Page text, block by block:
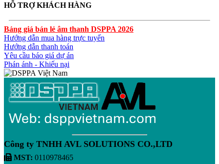
HỖ TRỢ KHÁCH HÀNG
Bảng giá bán lẻ âm thanh DSPPA 2026
Hướng dẫn mua hàng trực tuyến
Hướng dẫn thanh toán
Yêu cầu báo giá dự án
Phán ánh - Khiếu nại
Công ty TNHH AVL SOLUTIONS CO.,LTD
MST: 0110978465